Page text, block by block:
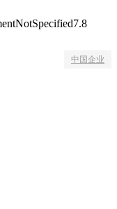
中国企业